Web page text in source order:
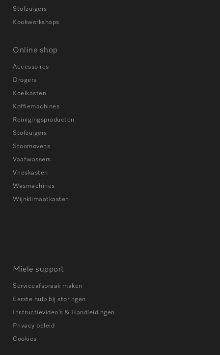
Stofzuigers
Kookworkshops
Online shop
Accessoires
Drogers
Koelkasten
Koffiemachines
Reinigingsproducten
Stofzuigers
Stoomovens
Vaatwassers
Vrieskasten
Wasmachines
Wijnklimaatkasten
Miele support
Serviceafspraak maken
Eerste hulp bij storingen
Instructievideo’s & Handleidingen
Privacy beleid
Cookies